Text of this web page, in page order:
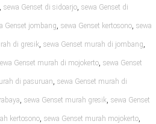
, sewa Genset di sidoarjo, sewa Genset di
Genset jombang, sewa Genset kertosono, sewa
di gresik, sewa Genset murah di jombang,
Genset murah di mojokerto, sewa Genset
di pasuruan, sewa Genset murah di
, sewa Genset murah gresik, sewa Genset
kertosono, sewa Genset murah mojokerto,